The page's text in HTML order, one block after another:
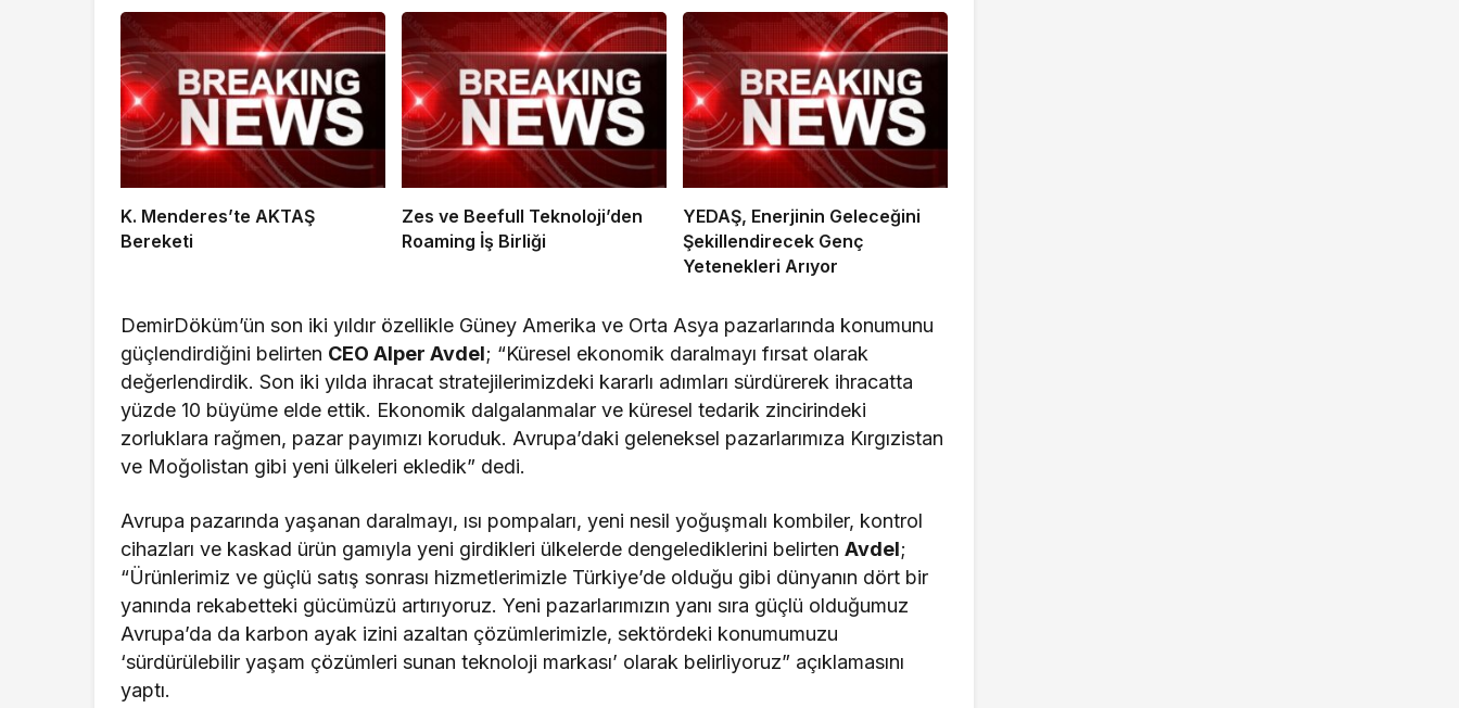
K. Menderes’te AKTAŞ
Bereketi
Zes ve Beefull Teknoloji’den
Roaming İş Birliği
YEDAŞ, Enerjinin Geleceğini
Şekillendirecek Genç
Yetenekleri Arıyor
DemirDöküm’ün son iki yıldır özellikle Güney Amerika ve Orta Asya pazarlarında konumunu
güçlendirdiğini belirten CEO Alper Avdel; “Küresel ekonomik daralmayı fırsat olarak
değerlendirdik. Son iki yılda ihracat stratejilerimizdeki kararlı adımları sürdürerek ihracatta
yüzde 10 büyüme elde ettik. Ekonomik dalgalanmalar ve küresel tedarik zincirindeki
zorluklara rağmen, pazar payımızı koruduk. Avrupa’daki geleneksel pazarlarımıza Kırgızistan
ve Moğolistan gibi yeni ülkeleri ekledik” dedi.
Avrupa pazarında yaşanan daralmayı, ısı pompaları, yeni nesil yoğuşmalı kombiler, kontrol
cihazları ve kaskad ürün gamıyla yeni girdikleri ülkelerde dengelediklerini belirtenAvdel;
“Ürünlerimiz ve güçlü satış sonrası hizmetlerimizle Türkiye’de olduğu gibi dünyanın dört bir
yanında rekabetteki gücümüzü artırıyoruz. Yeni pazarlarımızın yanı sıra güçlü olduğumuz
Avrupa’da da karbon ayak izini azaltan çözümlerimizle, sektördeki konumumuzu
‘sürdürülebilir yaşam çözümleri sunan teknoloji markası’ olarak belirliyoruz” açıklamasını
yaptı.